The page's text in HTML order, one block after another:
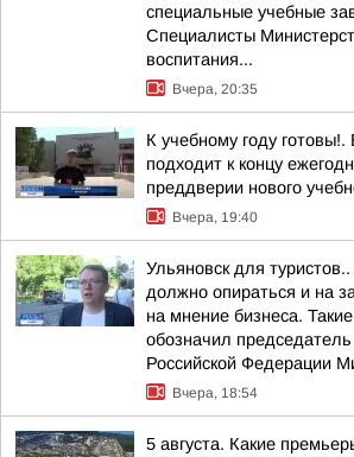
специальные учебные
Специалисты
воспитания...
Вчера, 20:35
К учебному году готовы!.
подходит к концу
преддверии нового
Вчера, 19:40
Ульяновск для
должно опираться и на
на мнение бизнеса.
обозначил
Российской Федерации
Вчера, 18:54
5 августа. Какие